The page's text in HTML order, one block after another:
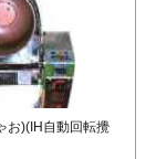
お)(IH自動回転攪